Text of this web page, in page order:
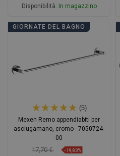
Disponibilità: In magazzino
Aggiungi al carrello
GIORNATE DEL BAGNO
(5)
Mexen Remo appendiabiti per
asciugamano, cromo - 7050724-
00
17,70 € -19,83%